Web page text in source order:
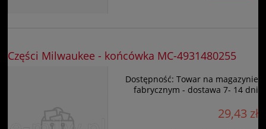
Części Milwaukee - końcówka MC-4931480255
Dostępność: Towar na magazynie
fabrycznym - dostawa 7- 14 dni
29,43 zł